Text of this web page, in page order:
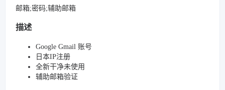
邮箱;密码;辅助邮箱
描述
Google Gmail 账号
日本IP注册
全新干净未使用
辅助邮箱验证